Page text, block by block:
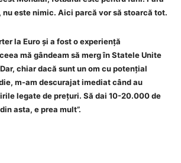
nu este nimic. Aici parcă vor să stoarcă tot.
la Euro și a fost o experiență
mă gândeam să merg în Statele Unite
chiar dacă sunt un om cu potențial
m-am descurajat imediat când au
legate de prețuri. Să dai 10-20.000 de
asta, e prea mult”.